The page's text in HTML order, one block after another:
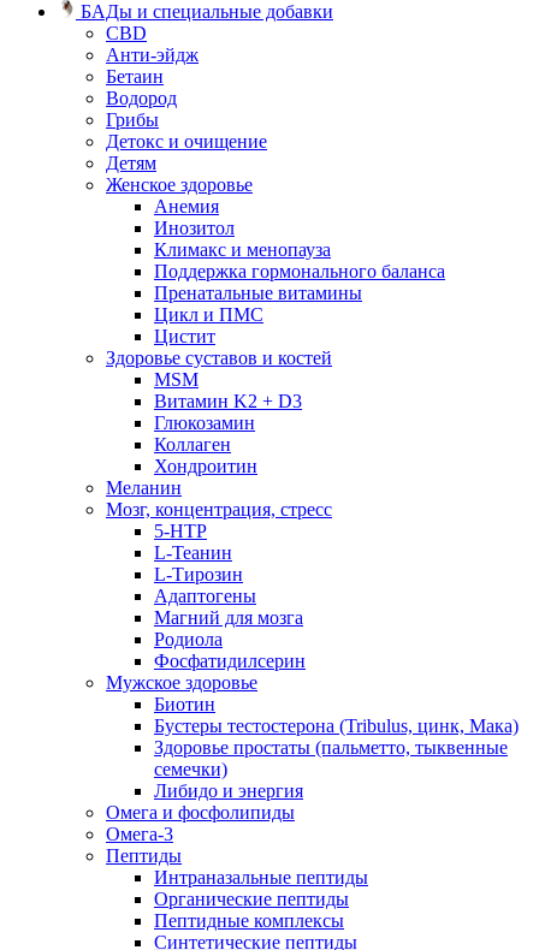
БАДы и специальные добавки
CBD
Анти-эйдж
Бетаин
Водород
Грибы
Детокс и очищение
Детям
Женское здоровье
Анемия
Инозитол
Климакс и менопауза
Поддержка гормонального баланса
Пренатальные витамины
Цикл и ПМС
Цистит
Здоровье суставов и костей
MSM
Витамин K2 + D3
Глюкозамин
Коллаген
Хондроитин
Меланин
Мозг, концентрация, стресс
5-HTP
L-Теанин
L-Тирозин
Адаптогены
Магний для мозга
Родиола
Фосфатидилсерин
Мужское здоровье
Биотин
Бустеры тестостерона (Tribulus, цинк, Мака)
Здоровье простаты (пальметто, тыквенные
семечки)
Либидо и энергия
Омега и фосфолипиды
Омега-3
Пептиды
Интраназальные пептиды
Органические пептиды
Пептидные комплексы
Синтетические пептиды